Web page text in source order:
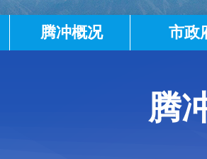
腾冲概况 市政
腾